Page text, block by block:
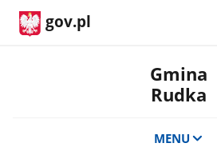
gov.pl
Gmina
Rudka
MENU